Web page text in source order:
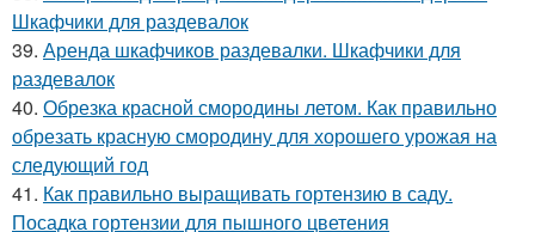
Шкафчики для раздевалок
39. Аренда шкафчиков раздевалки. Шкафчики для
раздевалок
40. Обрезка красной смородины летом. Как правильно
обрезать красную смородину для хорошего урожая на
следующий год
41. Как правильно выращивать гортензию в саду.
Посадка гортензии для пышного цветения